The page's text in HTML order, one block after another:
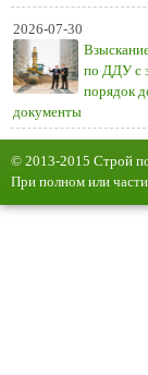
2026-07-30
по ДДУ с
порядок
документы
© 2013-2015 Строй
При полном или